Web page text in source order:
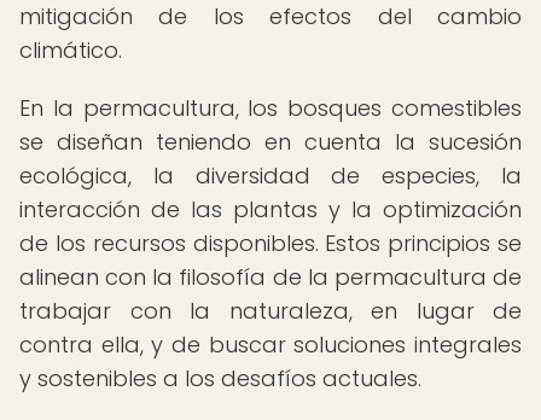
mitigación de los efectos del cambio
climático.
En la permacultura, los bosques comestibles
se diseñan teniendo en cuenta la sucesión
ecológica, la diversidad de especies, la
interacción de las plantas y la optimización
de los recursos disponibles. Estos principios se
alinean con la filosofía de la permacultura de
trabajar con la naturaleza, en lugar de
contra ella, y de buscar soluciones integrales
y sostenibles a los desafíos actuales.